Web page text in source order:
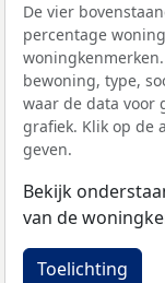
De vier
percentage
bewoning, type,
waar de data voor
grafiek. Klik op de
geven.
Bekijk
van de
Toelichting